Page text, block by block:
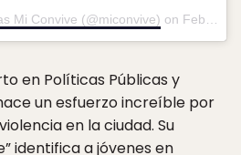
Mi Convive (@miconvive) on Feb 21, 2016 at 6:00pm PST
en Políticas Públicas y
un esfuerzo increíble por
en la ciudad. Su
identifica a jóvenes en